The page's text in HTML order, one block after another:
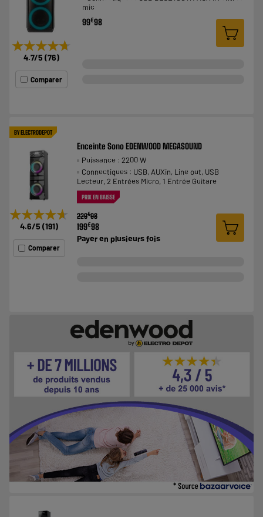
★★★★★
★★★★★
4.7/5 (76)
Comparer
mic
99€98
BY ELECTRODEPOT
★★★★★
★★★★★
4.6/5 (191)
Comparer
Enceinte Sono EDENWOOD MEGASOUND
Puissance : 2200 W
Connectiques : USB, AUXin, Line out, USB
Lecteur, 2 Entrées Micro, 1 Entrée Guitare
PRIX EN BAISSE
229€98
199€98
Payer en plusieurs fois